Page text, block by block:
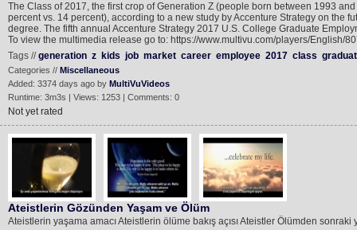
The Class of 2017, the first crop of Generation Z (people born between 1993
percent vs. 14 percent), according to a new study by Accenture Strategy on
degree. The fifth annual Accenture Strategy 2017 U.S. College Graduate
To view the multimedia release go to: https://www.multivu.com/players/English/
Tags //generation z kids job market career employee 2017 class
Categories // Miscellaneous
Added: 3374 days ago by MultiVuVideos
Runtime: 3m3s | Views: 1253 | Comments: 0
Not yet rated
Ateistlerin Gözünden Yaşam ve Ölüm
Ateistlerin yaşama amacı Ateistlerin ölüme bakış açısı Ateistler Ölümden sonraki